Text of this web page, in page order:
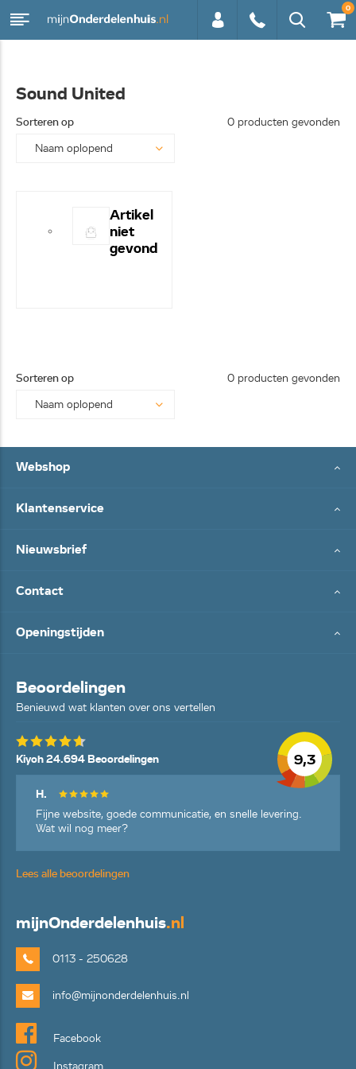
250628
0
Sound United
Sorteren op 0 producten gevonden
Artikel
niet
gevond
Sorteren op 0 producten gevonden
Webshop
Klantenservice
Nieuwsbrief
Contact
Openingstijden
Beoordelingen
Benieuwd wat klanten over ons vertellen
9,3
Kiyoh 24.694 Beoordelingen
H.
Fijne website, goede communicatie, en snelle levering.
Wat wil nog meer?
Lees alle beoordelingen
mijnOnderdelenhuis.nl
0113 - 250628
info@mijnonderdelenhuis.nl
Facebook